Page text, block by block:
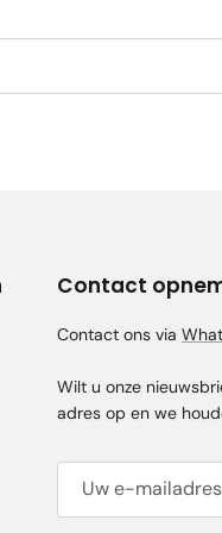
Contact
Contact ons via
Wilt u onze
adres op en we